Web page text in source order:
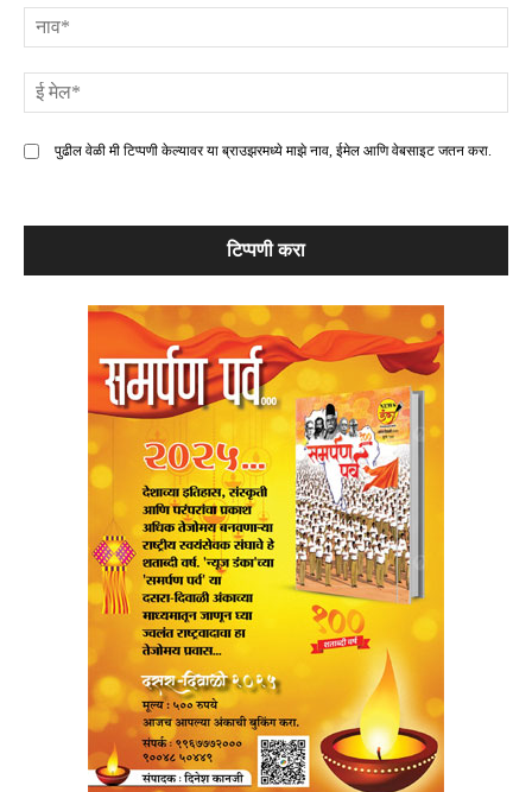
पुढील वेळी मी टिप्पणी केल्यावर या ब्राउझरमध्ये माझे नाव, ईमेल आणि वेबसाइट जतन करा.